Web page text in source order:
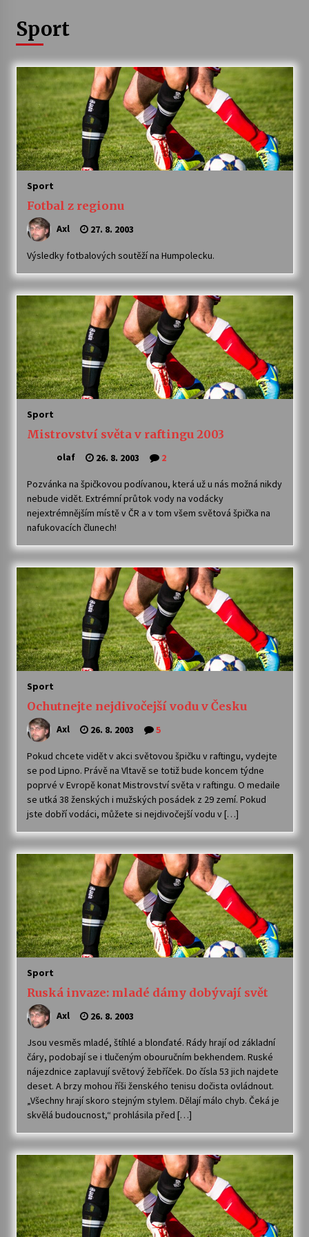
Vernisáž výstavy Josefíny Duškové: Stávám se
kapkou
30. 7. 2026
Veselí muzikanti
30. 7. 2026
Pozvánka na integrační festival Quijotova
Letní koncerty ve Stromovce: Kolchoz a
28. 7. 2026
Votavžatský ploty
23. 7. 2026
Letní koncerty ve Stromovce: Rufus Miller
Vysočinka
17. 7. 2026
Ozvěny prázdnin
Za kulturou kousek za Humpolec. V Želivě ožije
odkaz Josefa Čapka
13. 7. 2026
Varhanní recitál Michala Novenka v Klášteře
Želiv
Petr Adamec – Malovaný svět
30. 6. 2026
Sport
Sport
Fotbal z regionu
Axl 27. 8. 2003
Výsledky fotbalových soutěží na Humpolecku.
Sport
Mistrovství světa v raftingu 2003
olaf 26. 8. 2003 2
Pozvánka na špičkovou podívanou, která už u nás možná nikdy
nebude vidět. Extrémní průtok vody na vodácky
nejextrémnějším místě v ČR a v tom všem světová špička na
nafukovacích člunech!
Sport
Ochutnejte nejdivočejší vodu v Česku
Axl 26. 8. 2003 5
Pokud chcete vidět v akci světovou špičku v raftingu, vydejte
se pod Lipno. Právě na Vltavě se totiž bude koncem týdne
poprvé v Evropě konat Mistrovství světa v raftingu. O medaile
se utká 38 ženských i mužských posádek z 29 zemí. Pokud
jste dobří vodáci, můžete si nejdivočejší vodu v […]
Sport
Ruská invaze: mladé dámy dobývají svět
Axl 26. 8. 2003
Jsou vesměs mladé, štíhlé a blonďaté. Rády hrají od základní
čáry, podobají se i tlučeným obouručním bekhendem. Ruské
nájezdnice zaplavují světový žebříček. Do čísla 53 jich najdete
deset. A brzy mohou říši ženského tenisu dočista ovládnout.
„Všechny hrají skoro stejným stylem. Dělají málo chyb. Čeká je
skvělá budoucnost,“ prohlásila před […]